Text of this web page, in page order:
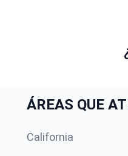
ÁREAS QUE
California